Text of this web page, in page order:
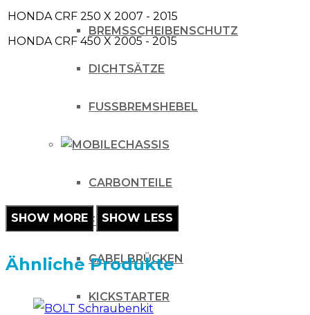
BREMSSCHEIBENSCHUTZ
DICHTSÄTZE
FUSSBREMSHEBEL
CHASSIS
CARBONTEILE
FUSSRASTEN
GABELBRÜCKEN
KICKSTARTER
HONDA CRF 250 X 2007 - 2015
HONDA CRF 450 X 2005 - 2015
Ähnliche Produkte